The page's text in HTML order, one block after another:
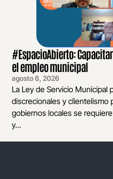
#EspacioAbierto:
el empleo municipal
agosto 6, 2026
La Ley de Servicio Municipal
discrecionales y clientelismo
gobiernos locales se
y...